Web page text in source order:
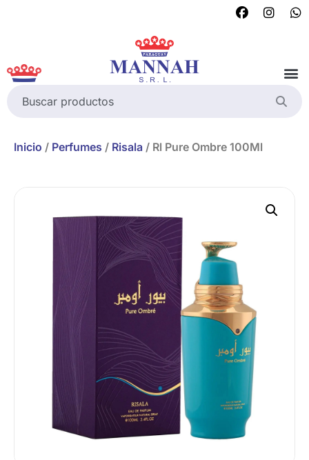
Inicio / Perfumes / Risala / Rl Pure Ombre 100Ml